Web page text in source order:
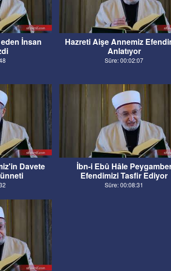
İnsan
Hazreti Aişe Annemiz
Anlatıyor
Süre: 00:02:07
Davete
İbn-i Ebû Hâle
Efendimizi Tasfir Ediyor
Süre: 00:08:31